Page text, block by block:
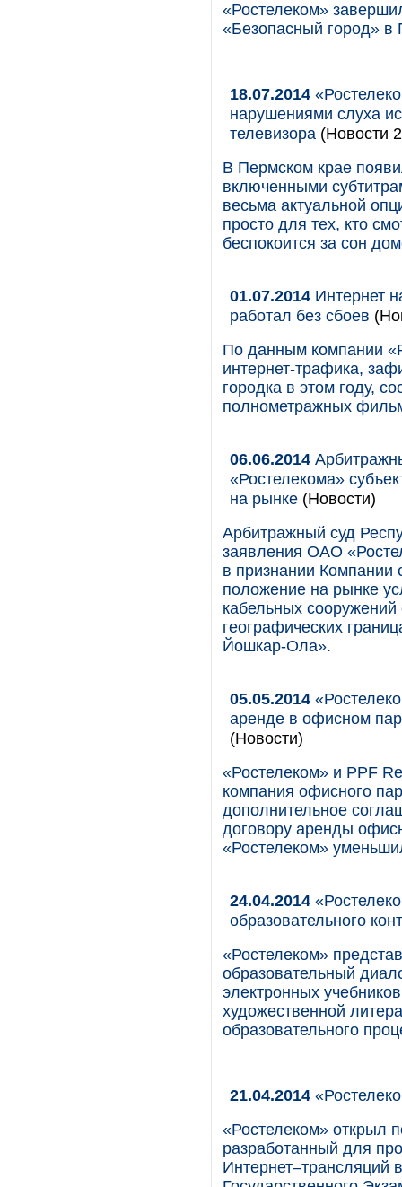
«Ростелеком»
«Безопасный город» в
18.07.2014
нарушениями слуха
телевизора (Новости
В Пермском крае
включенными
весьма актуальной
просто для тех, кто
беспокоится за сон
01.07.2014 Интернет
работал без сбоев
По данным компании
интернет-трафика,
городка в этом году,
полнометражных
06.06.2014
«Ростелекома»
на рынке (Новости)
Арбитражный суд
заявления ОАО
в признании
положение на рынке
кабельных
географических
Йошкар-Ола».
05.05.2014
аренде в офисном
(Новости)
«Ростелеком» и PPF
компания офисного
дополнительное
договору аренды
«Ростелеком»
24.04.2014
образовательного
«Ростелеком»
образовательный
электронных
художественной
образовательного
21.04.2014
«Ростелеком» открыл
разработанный для
Интернет–трансляций